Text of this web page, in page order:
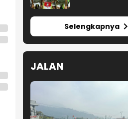
Selengkapnya
JALAN